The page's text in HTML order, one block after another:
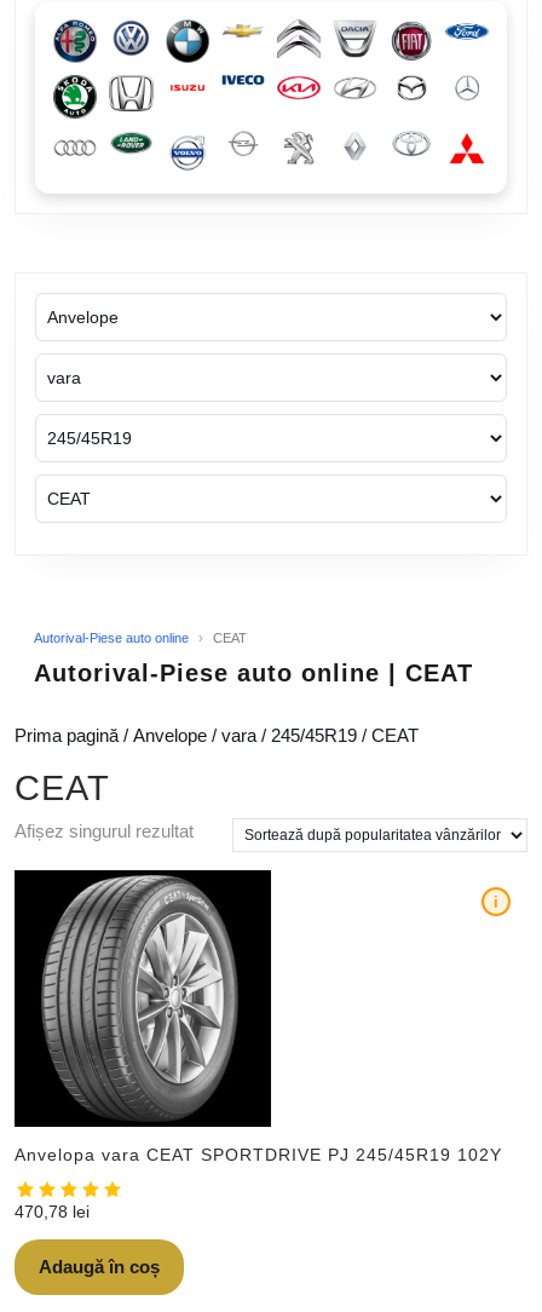
Autorival-Piese auto online › CEAT
Autorival-Piese auto online | CEAT
Prima pagină / Anvelope / vara / 245/45R19 / CEAT
CEAT
Afișez singurul rezultat
Anvelopa vara CEAT SPORTDRIVE PJ 245/45R19 102Y
i
470,78 lei
Adaugă în coș